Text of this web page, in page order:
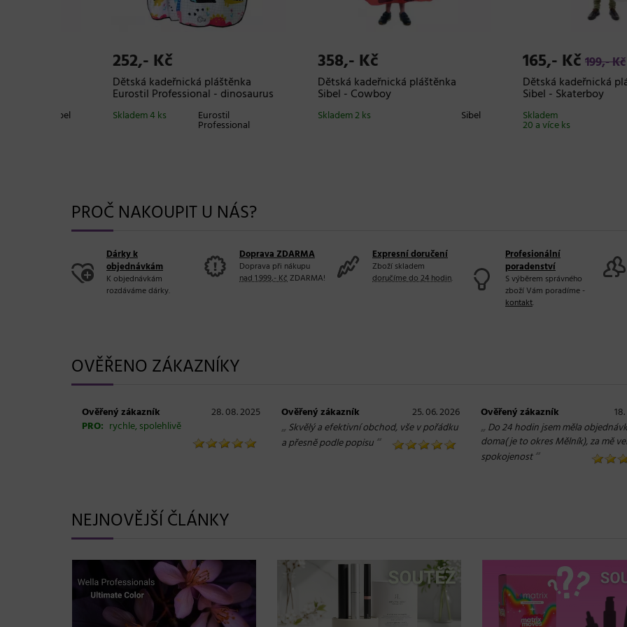
252,- Kč
Dětská kadeřnická pláštěnka
Eurostil Professional - dinosaurus
Professional
Skladem 4 ks
358,- Kč
Dětská kadeřnická pláštěnka
Sibel - Cowboy
Skladem 2 ks
165,- Kč199,- Kč
Dětská kadeřnická
Sibel - Skaterboy
Skladem
20 a více ks
PROČ NAKOUPIT U NÁS?
Dárky k
objednávkám
K objednávkám
rozdáváme dárky.
Doprava ZDARMA
Doprava při nákupu
nad 1.999,- KčZDARMA!
Expresní doručení
Zboží skladem
doručíme do 24 hodin.
Profesionální
poradenství
S výběrem správného
zboží Vám poradíme -
kontakt.
OVĚŘENO ZÁKAZNÍKY
Ověřený zákazník
28. 08. 2025
PRO: rychle, spolehlivě
Ověřený zákazník 25. 06. 2026
„ Skvělý a efektivní obchod, vše v pořádku
a přesně podle popisu “
Ověřený zákazník
„ Do 24 hodin jsem měla
doma( je to okres Mělník), za mě
spokojenost“
NEJNOVĚJŠÍ ČLÁNKY